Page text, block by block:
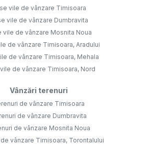
vile de vânzare Timisoara
vile de vânzare Dumbravita
vile de vânzare Mosnita Noua
de vânzare Timisoara, Aradului
de vânzare Timisoara, Mehala
de vânzare Timisoara, Nord
Vânzări terenuri
de vânzare Timisoara
de vânzare Dumbravita
de vânzare Mosnita Noua
vânzare Timisoara, Torontalului